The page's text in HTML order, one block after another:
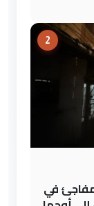
2
مفاجئ في